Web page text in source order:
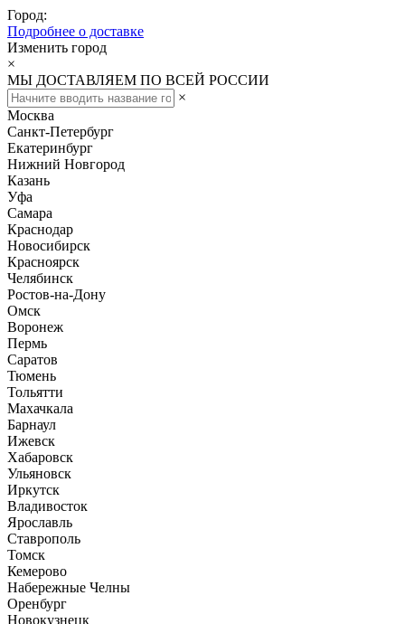
Город:
Подробнее о доставке
Изменить город
×
МЫ ДОСТАВЛЯЕМ ПО ВСЕЙ РОССИИ
×
Москва
Санкт-Петербург
Екатеринбург
Нижний Новгород
Казань
Уфа
Самара
Краснодар
Новосибирск
Красноярск
Челябинск
Ростов-на-Дону
Омск
Воронеж
Пермь
Саратов
Тюмень
Тольятти
Махачкала
Барнаул
Ижевск
Хабаровск
Ульяновск
Иркутск
Владивосток
Ярославль
Ставрополь
Томск
Кемерово
Набережные Челны
Оренбург
Новокузнецк